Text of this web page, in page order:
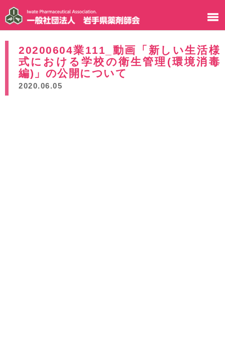
20200604業111_動画「新しい生活様
式における学校の衛生管理(環境消毒
編)」の公開について
2020.06.05